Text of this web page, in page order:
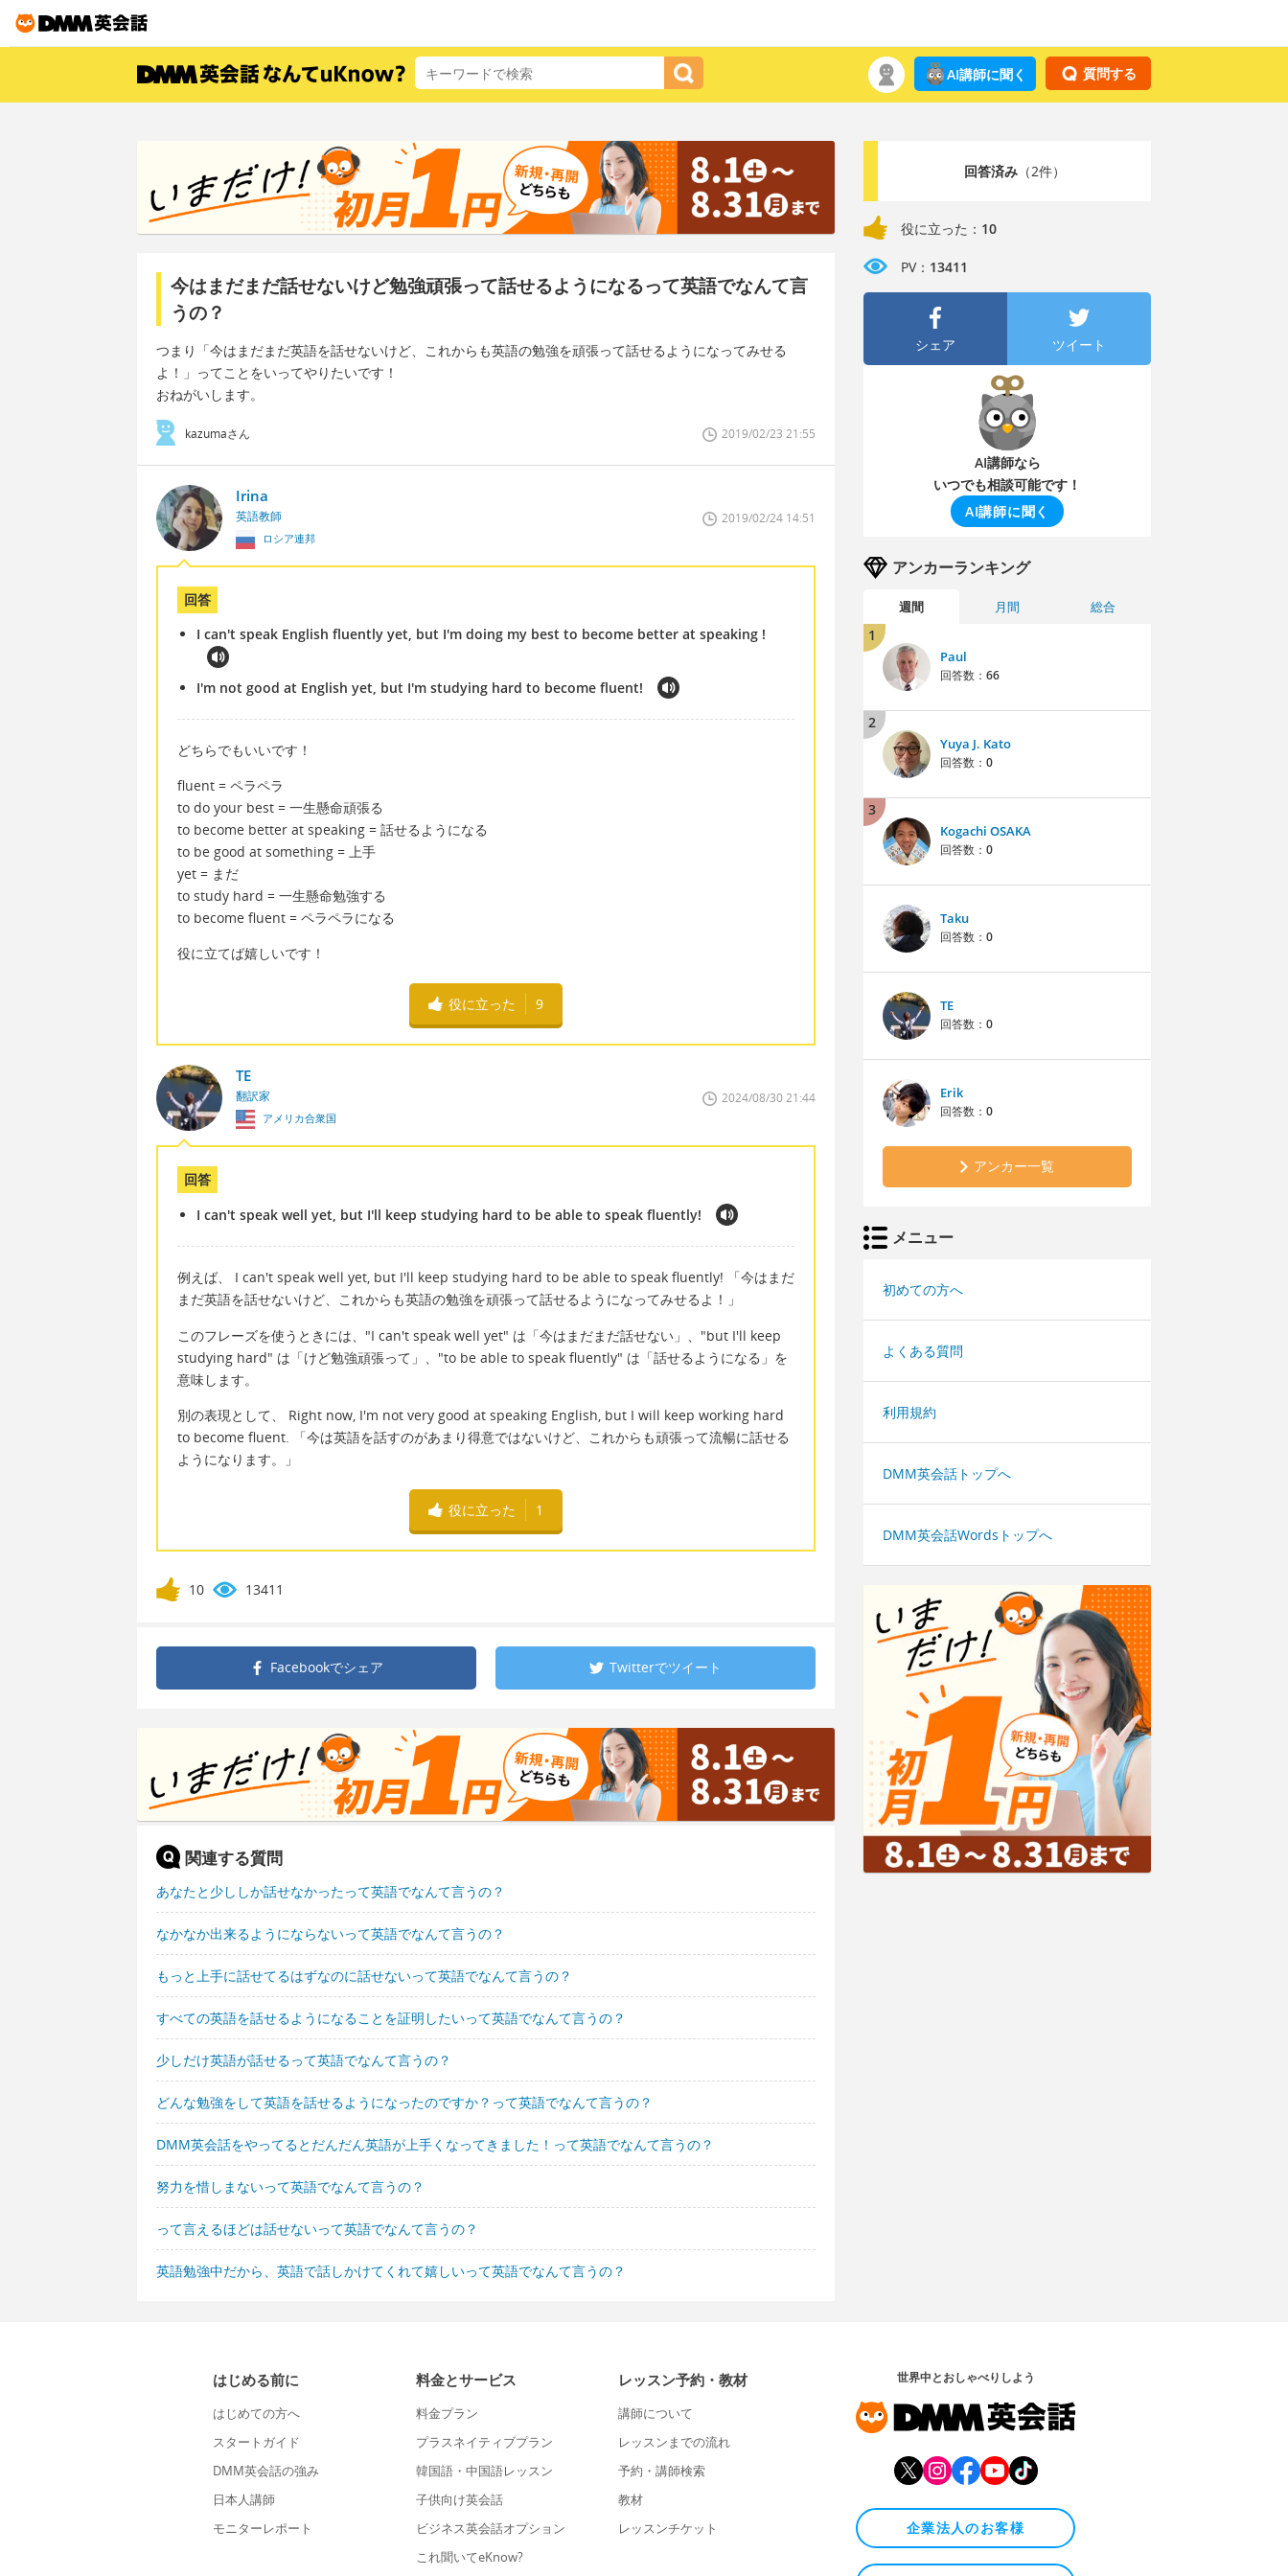
質問する
AI講師に聞く
今はまだまだ話せないけど勉強頑張って話せるようになるって英語でなんて言
うの？
つまり「今はまだまだ英語を話せないけど、これからも英語の勉強を頑張って話せるようになってみせる
よ！」ってことをいってやりたいです！
おねがいします。
kazumaさん 2019/02/23 21:55
Irina
英語教師
ロシア連邦
2019/02/24 14:51
回答
I can't speak English fluently yet, but I'm doing my best to become better at speaking !
I'm not good at English yet, but I'm studying hard to become fluent!
どちらでもいいです！
fluent = ペラペラ
to do your best = 一生懸命頑張る
to become better at speaking = 話せるようになる
to be good at something = 上手
yet = まだ
to study hard = 一生懸命勉強する
to become fluent = ペラペラになる
役に立てば嬉しいです！
役に立った 9
TE
翻訳家
アメリカ合衆国
2024/08/30 21:44
回答
I can't speak well yet, but I'll keep studying hard to be able to speak fluently!
例えば、 I can't speak well yet, but I'll keep studying hard to be able to speak fluently! 「今はまだ
まだ英語を話せないけど、これからも英語の勉強を頑張って話せるようになってみせるよ！」
このフレーズを使うときには、"I can't speak well yet" は「今はまだまだ話せない」、"but I'll keep
studying hard" は「けど勉強頑張って」、"to be able to speak fluently" は「話せるようになる」を
意味します。
別の表現として、 Right now, I'm not very good at speaking English, but I will keep working hard
to become fluent. 「今は英語を話すのがあまり得意ではないけど、これからも頑張って流暢に話せる
ようになります。」
役に立った 1
10 13411
Facebookでシェア Twitterでツイート
関連する質問
あなたと少ししか話せなかったって英語でなんて言うの？
なかなか出来るようにならないって英語でなんて言うの？
もっと上手に話せてるはずなのに話せないって英語でなんて言うの？
すべての英語を話せるようになることを証明したいって英語でなんて言うの？
少しだけ英語が話せるって英語でなんて言うの？
どんな勉強をして英語を話せるようになったのですか？って英語でなんて言うの？
DMM英会話をやってるとだんだん英語が上手くなってきました！って英語でなんて言うの？
努力を惜しまないって英語でなんて言うの？
って言えるほどは話せないって英語でなんて言うの？
英語勉強中だから、英語で話しかけてくれて嬉しいって英語でなんて言うの？
回答済み（2件）
役に立った： 10
PV： 13411
シェア ツイート
AI講師なら
いつでも相談可能です！
AI講師に聞く
アンカーランキング
週間 月間 総合
1
Paul
回答数： 66
2
Yuya J. Kato
回答数： 0
3
Kogachi OSAKA
回答数： 0
Taku
回答数： 0
TE
回答数： 0
Erik
回答数： 0
アンカー一覧
メニュー
初めての方へ
よくある質問
利用規約
DMM英会話トップへ
DMM英会話Wordsトップへ
はじめる前に
はじめての方へ
スタートガイド
DMM英会話の強み
日本人講師
モニターレポート
料金とサービス
料金プラン
プラスネイティブプラン
韓国語・中国語レッスン
子供向け英会話
ビジネス英会話オプション
これ聞いてeKnow?
レッスン予約・教材
講師について
レッスンまでの流れ
予約・講師検索
教材
レッスンチケット
世界中とおしゃべりしよう
企業法人のお客様